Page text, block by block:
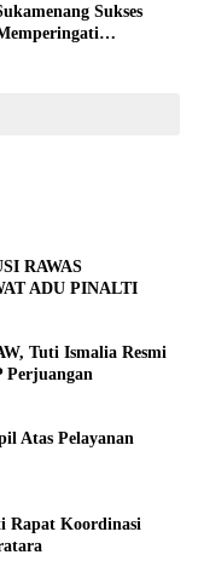
Sukses
RAWAS
ADU PINALTI
Tuti Ismalia Resmi
Atas Pelayanan
Rapat Koordinasi